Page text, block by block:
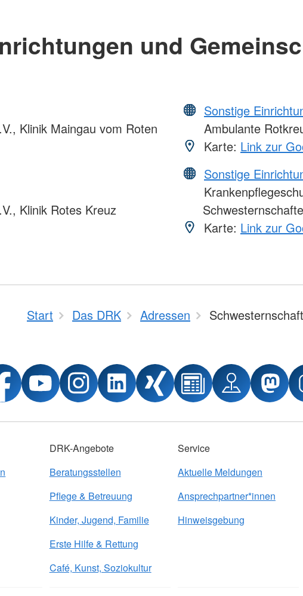
und
Klinik Maingau vom Roten
Klinik Rotes Kreuz
Sonstige
Ambulante
Karte: Link zur
Sonstige
Karte: Link zur
Start Das DRK Adressen
DRK-Angebote
Beratungsstellen
Pflege & Betreuung
Kinder, Jugend, Familie
Erste Hilfe & Rettung
Café, Kunst, Soziokultur
Service
Aktuelle Meldungen
Ansprechpartner*innen
Hinweisgebung